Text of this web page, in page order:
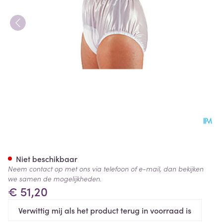
€ 51,20
Verwittig mij als het product terug in voorraad is
Niet beschikbaar
Neem contact op met ons via telefoon of e-mail, dan bekijken
we samen de mogelijkheden.